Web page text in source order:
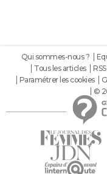
Qui sommes-nous ?
Tous les articles
RSS
Paramétrer les cookies
©